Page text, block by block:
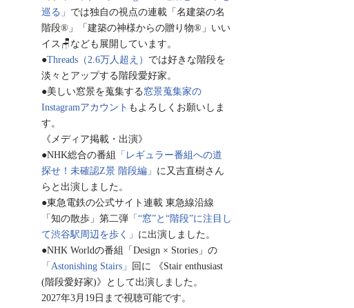
巡る」 では独自の視点の連載「名建築の名
階段®︎」「建築の神様からの贈り物®︎」いい
イス🪑なども展開しています。
●Threads（2.6万人超え） では好きな階段を
淡々とアップする階段愛好家。
●美しい窓景を蒐集する 窓景蒐集家の
Instagramアカウント もよろしくお願いしま
す。
《メディア掲載・出演》
●NHK総合の番組
「レギュラー番組への道
探せ！未確認Z景 階段編」 に又吉直樹さん
らと出演しました。
●東急電鉄の公式サイト連載 東急線沿線
「知の散歩」第二弾「“窓”と“階段”に注目し
て渋谷駅周辺を歩く」 に出演しました。
●NHK Worldの番組「Design × Stories」の
「Astonishing Stairs」
回に 《Stair enthusiast
(階段愛好家)》として出演しました。
2027年3月19日まで視聴可能です。